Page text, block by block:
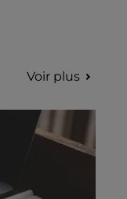
Voir plus